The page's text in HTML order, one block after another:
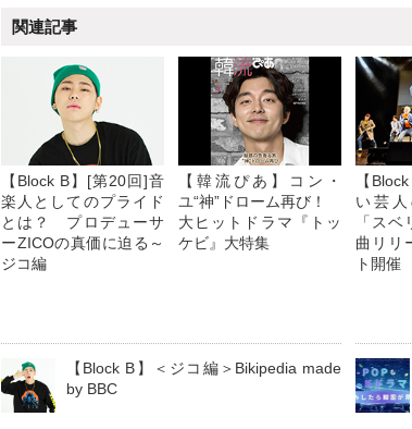
関連記事
【Block B】[第20回]音
楽人としてのプライド
とは？ プロデューサ
ーZICOの真価に迫る～
ジコ編
【韓流ぴあ】コン・
ユ“神”ドローム再び！
大ヒットドラマ『トッ
ケビ』大特集
【
い芸
「ス
曲リリ
ト開催
【Block B】＜ジコ編＞Bikipedia made
by BBC